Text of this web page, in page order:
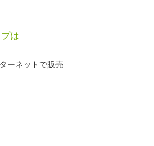
は
ーネットで販売